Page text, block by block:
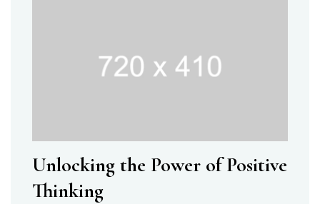
Unlocking the Power of Positive
Thinking